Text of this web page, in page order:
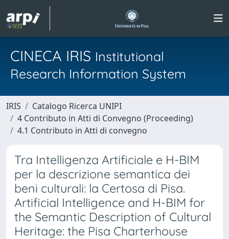
CINECA IRIS Institutional
Research Information System
IRIS
Catalogo Ricerca UNIPI
4 Contributo in Atti di Convegno (Proceeding)
4.1 Contributo in Atti di convegno
Tra Intelligenza Artificiale e H-BIM
per la descrizione semantica dei
beni culturali: la Certosa di Pisa.
Artificial Intelligence and H-BIM for
the Semantic Description of Cultural
Heritage: the Pisa Charterhouse